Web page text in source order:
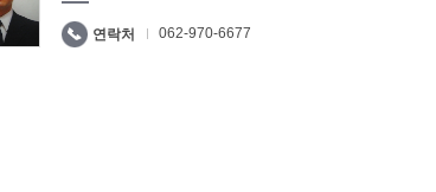
연락처 062-970-6677